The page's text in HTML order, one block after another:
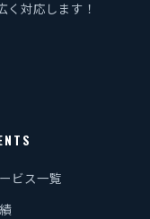
対応します！
ビス一覧